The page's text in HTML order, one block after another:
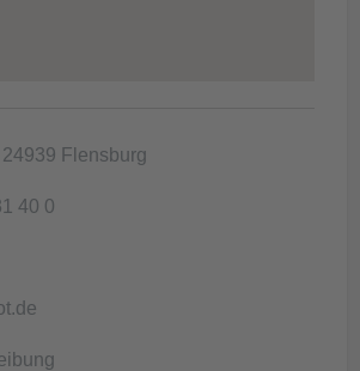
Flensburg
40 0